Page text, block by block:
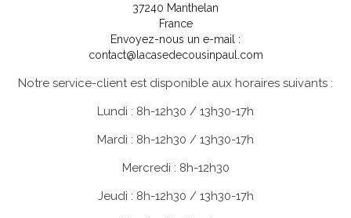
37240 Manthelan
France
Envoyez-nous un e-mail :
contact@lacasedecousinpaul.com
Notre service-client est disponible aux horaires suivants :
Lundi : 8h-12h30 / 13h30-17h
Mardi : 8h-12h30 / 13h30-17h
Mercredi : 8h-12h30
Jeudi : 8h-12h30 / 13h30-17h